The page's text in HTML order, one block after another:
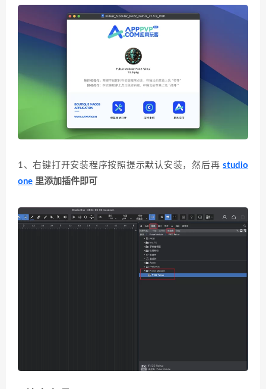
1、右键打开安装程序按照提示默认安装，然后再 studio
one 里添加插件即可